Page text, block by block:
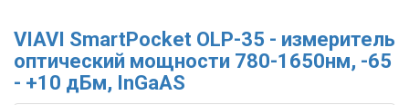
VIAVI SmartPocket OLP-35 - измеритель
оптический мощности 780-1650нм, -65
- +10 дБм, InGaAS